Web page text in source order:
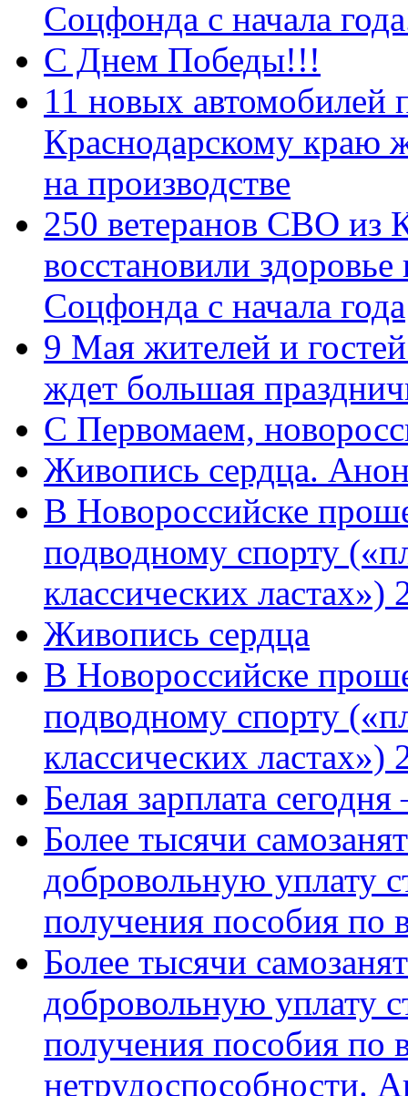
Соцфонда с начала
С Днем Победы!!!
11 новых автомобилей
Краснодарскому краю
на производстве
250 ветеранов СВО из
восстановили
Соцфонда с начала года
9 Мая жителей и
ждет большая
C Первомаем,
Живопись сердца.
В Новороссийске
подводному спорту
классических
Живопись сердца
В Новороссийске
подводному спорту
классических ластах»)
Белая зарплата
Более тысячи
добровольную уплату
получения пособия по
Более тысячи
добровольную уплату
получения пособия по
нетрудоспособности.